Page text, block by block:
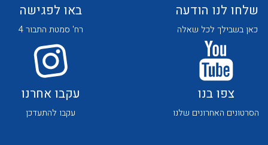
לכל מוצרי היצרן לכל מוצרי היצרן
שלחו לנו הודעה
כאן בשבילך לכל שאלה
באו לפגישה
רח' סמטת התבור 4
צפו בנו
הסרטונים האחרונים שלנו
עקבו אחרנו
עקבו להתעדכן